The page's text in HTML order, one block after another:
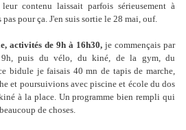
contenu laissait parfois sérieusement à
pour ça. J'en suis sortie le 28 mai, ouf.
activités de 9h à 16h30, je commençais par
9h, puis du vélo, du kiné, de la gym, du
bidule je faisais 40 mn de tapis de marche,
et poursuivions avec piscine et école du dos
à la place. Un programme bien rempli qui
de choses.